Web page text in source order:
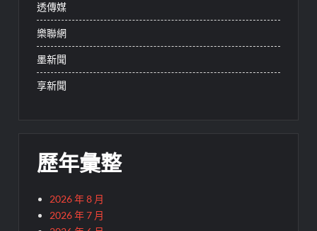
透傳媒
樂聯網
墨新聞
享新聞
歷年彙整
2026 年 8 月
2026 年 7 月